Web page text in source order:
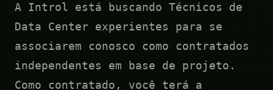
A Introl está buscando Técnicos de
Data Center experientes para se
associarem conosco como contratados
independentes em base de projeto.
Como contratado, você terá a